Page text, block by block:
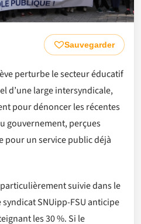
Sauvegarder
perturbe le secteur éducatif
d’une large intersyndicale,
pour dénoncer les récentes
gouvernement, perçues
pour un service public déjà
suivie dans le
SNUipp-FSU anticipe
les 30 %. Si le